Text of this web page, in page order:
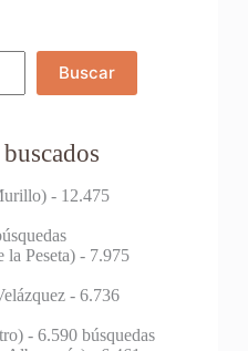
Buscar
- 12.475
la Peseta)- 7.975
- 6.736
- 6.590 búsquedas